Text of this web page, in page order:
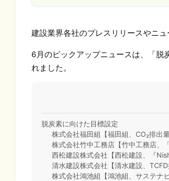
建設業界各社のプレスリリースやニ
6月のピックアップニュースは、「脱
れました。
脱炭素に向けた目標設定
株式会社福田組【福田組、CO₂排出
株式会社竹中工務店【竹中工務店、
西松建設株式会社【西松建設、『
清水建設株式会社【清水建設、
株式会社鴻池組【鴻池組、サステナ